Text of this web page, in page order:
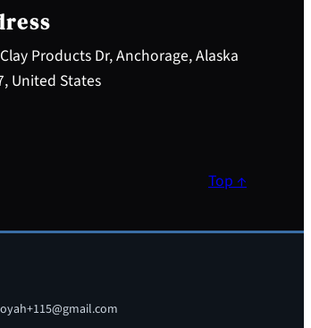
Products Dr, Anchorage, Alaska
United States
Top ↑